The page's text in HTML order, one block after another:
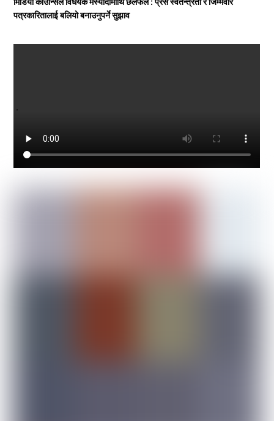
मिडिया काउन्सिल विधेयक मस्यौदामाथि छलफल : प्रेस स्वतन्त्रता र जिम्मेवार
पत्रकारितालाई बलियो बनाउनुपर्ने सुझाव